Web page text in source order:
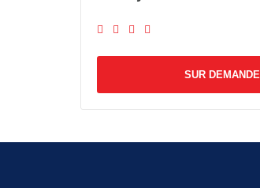
SUR DEMANDE